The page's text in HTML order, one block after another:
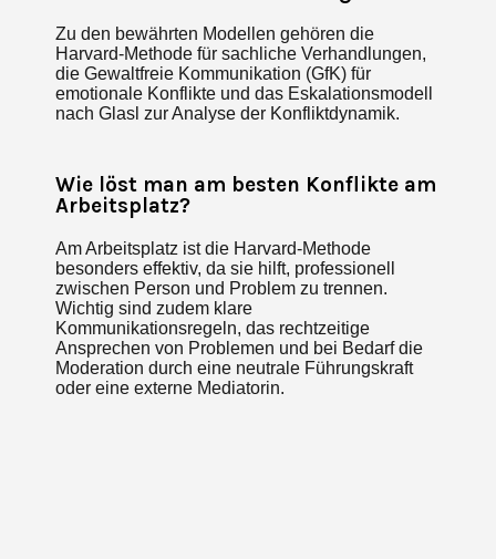
Zu den bewährten Modellen gehören die
Harvard-Methode für sachliche Verhandlungen,
die Gewaltfreie Kommunikation (GfK) für
emotionale Konflikte und das Eskalationsmodell
nach Glasl zur Analyse der Konfliktdynamik.
Wie löst man am besten Konflikte am
Arbeitsplatz?
Am Arbeitsplatz ist die Harvard-Methode
besonders effektiv, da sie hilft, professionell
zwischen Person und Problem zu trennen.
Wichtig sind zudem klare
Kommunikationsregeln, das rechtzeitige
Ansprechen von Problemen und bei Bedarf die
Moderation durch eine neutrale Führungskraft
oder eine externe Mediatorin.